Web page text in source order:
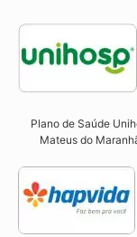
Plano de Saúde
Mateus do